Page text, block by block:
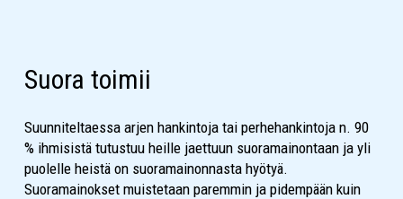
Suora toimii
Suunniteltaessa arjen hankintoja tai perhehankintoja n. 90
% ihmisistä tutustuu heille jaettuun suoramainontaan ja yli
puolelle heistä on suoramainonnasta hyötyä.
Suoramainokset muistetaan paremmin ja pidempään kuin